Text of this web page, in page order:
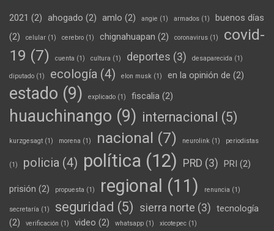
2021 (2) ahogado (2) amlo (2) angie (1) armados (1)
buenos días
(2)
celular (1) cerebro (1) chignahuapan (2) coronavirus (1)
covid-
19 (7) cuenta (1) cultura (1) deportes (3) desaparecida (1)
diputado (1) ecología (4) elon musk (1) en la opinión de (2)
estado (9) explicado (1) fiscalia (2)
huauchinango (9) internacional (5)
kurzgesagt (1) morena (1) nacional (7) neurolink (1) periodistas
(1) policia (4) política (12) PRD (3) PRI (2)
prisión (2) propuesta (1) regional (11) renuncia (1)
secretaría (1) seguridad (5) sierra norte (3) tecnología
(2)
verificación (1) video (2) whatsapp (1) xicotepec (1)